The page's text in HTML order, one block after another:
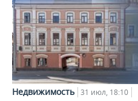
Недвижимость 31 июл, 18:10